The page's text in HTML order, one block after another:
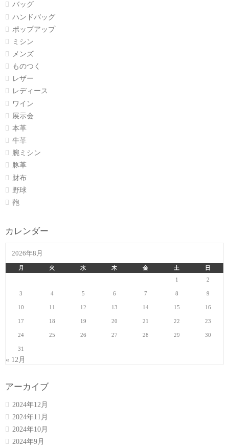
バッグ
ハンドバッグ
ポップアップ
ミシン
メンズ
ものつく
レザー
レディース
ワイン
展示会
本革
牛革
腕ミシン
豚革
財布
野球
鞄
カレンダー
2026年8月
月 火 水 木 金 土
日
1
2
3 4 5 6 7 8 9
10 11 12 13 14 15 16
17 18 19 20 21 22 23
24 25 26 27 28 29 30
31
« 12月
アーカイブ
2024年12月
2024年11月
2024年10月
2024年9月